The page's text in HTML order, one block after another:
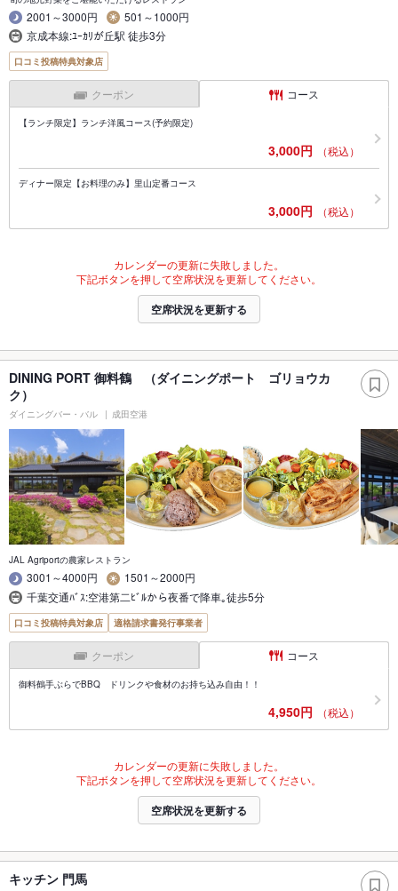
2001～3000円
501～1000円
京成本線:ﾕｰｶﾘが丘駅 徒歩3分
口コミ投稿特典対象店
クーポン コース
【ランチ限定】ランチ洋風コース(予約限定)
3,000円 （税込）
ディナー限定【お料理のみ】里山定番コース
3,000円 （税込）
カレンダーの更新に失敗しました。
下記ボタンを押して空席状況を更新してください。
空席状況を更新する
DINING PORT 御料鶴 （ダイニングポート ゴリョウカ
ク）
ダイニングバー・バル 成田空港
JAL Agriportの農家レストラン
3001～4000円
1501～2000円
千葉交通ﾊﾞｽ:空港第二ﾋﾞﾙから夜番で降車｡徒歩5分
口コミ投稿特典対象店 適格請求書発行事業者
クーポン コース
御料鶴手ぶらでBBQ ドリンクや食材のお持ち込み自由！！
4,950円 （税込）
カレンダーの更新に失敗しました。
下記ボタンを押して空席状況を更新してください。
空席状況を更新する
キッチン 門馬